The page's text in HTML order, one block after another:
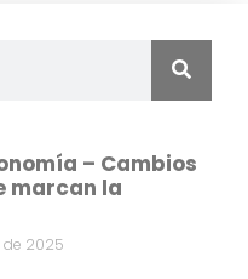
– Cambios
marcan la
de 2025